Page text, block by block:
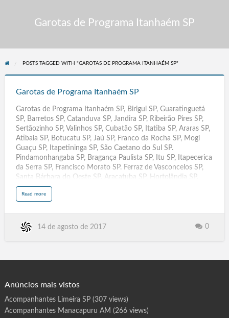
Garotas de Programa Itanhaém SP
POSTS TAGGED WITH "GAROTAS DE PROGRAMA ITANHAÉM SP"
Itanhaém
Garotas de Programa Itanhaém SP
Garotas de Programa Itanhaém SP, Birigui SP, Guaratinguetá
SP, Barretos SP, Catanduva SP, Jandira SP, Ribeirão Pires SP,
Sertãozinho SP, Valinhos SP, Cubatão SP, Itatiba SP, Araras SP,
Atibaia SP, Botucatu SP, Jaú SP, Franco da Rocha SP, Mogi
Guaçu SP, Itapetininga SP, São Caetano do Sul SP.
Pindamonhangaba SP, Bragança Paulista SP, Itu SP, Itapecerica
da Serra SP, Francisco Morato SP. Ferraz de Vasconcelos SP,
Santa Bárbara do Oeste SP, Araçatuba SP, Hortolândia SP,
Presidente.Prudente SP, Itapevi SP, Jacareí SP, Araraquara SP,
Americana SP, Marília SP, Cotia SP, Lagarto SE, Nossa Senhora
Caxias do Sul RS, Parnamirim RN, Mossoró RN, Duque de
Read morea
t
r
e
r
m
a
t
14 de agosto de 2017 0
Anúncios mais vistos
Acompanhantes Limeira SP(307 views)
Acompanhantes Manacapuru AM (266 views)